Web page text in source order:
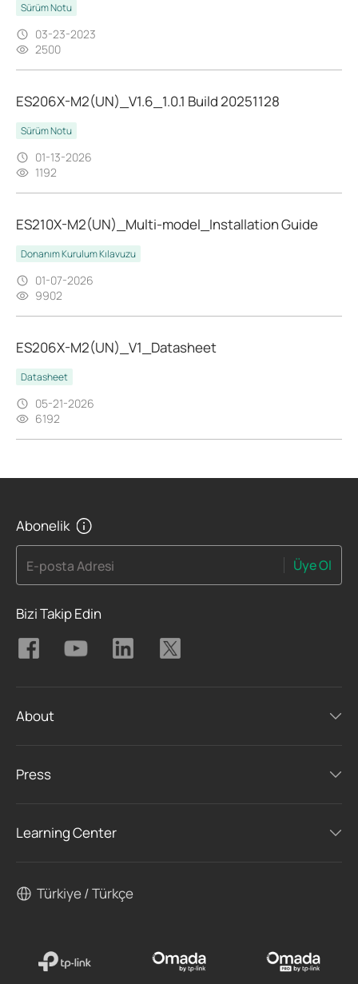
Sürüm Notu
03-23-2023
2500
ES206X-M2(UN)_V1.6_1.0.1 Build 20251128
Sürüm Notu
01-13-2026
1192
ES210X-M2(UN)_Multi-model_Installation Guide
Donanım Kurulum Kılavuzu
01-07-2026
9902
ES206X-M2(UN)_V1_Datasheet
Datasheet
05-21-2026
6192
Abonelik
E-posta Adresi Üye Ol
Bizi Takip Edin
About
Press
Learning Center
Türkiye / Türkçe